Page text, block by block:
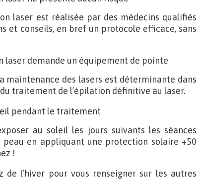
laser est réalisée par des médecins qualifiés
et conseils, en bref un protocole efficace, sans
laser demande un équipement de pointe
maintenance des lasers est déterminante dans
traitement de l’épilation définitive au laser.
pendant le traitement
au soleil les jours suivants les séances
en appliquant une protection solaire +50
!
de l’hiver pour vous renseigner sur les autres